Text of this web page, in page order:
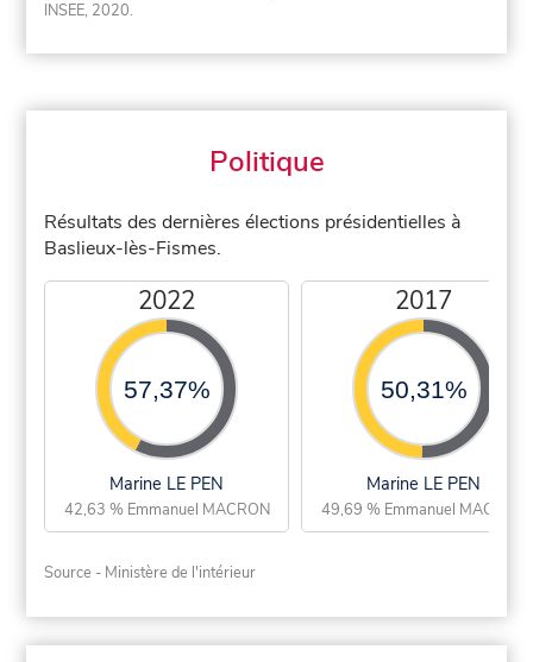
INSEE, 2020.
Politique
Résultats des dernières élections présidentielles à
Baslieux-lès-Fismes.
2022
57,37%
Marine LE PEN
42,63 % Emmanuel MACRON
2017
50,31%
Marine LE PEN
49,69 % Emmanuel MACRON
Source - Ministère de l'intérieur